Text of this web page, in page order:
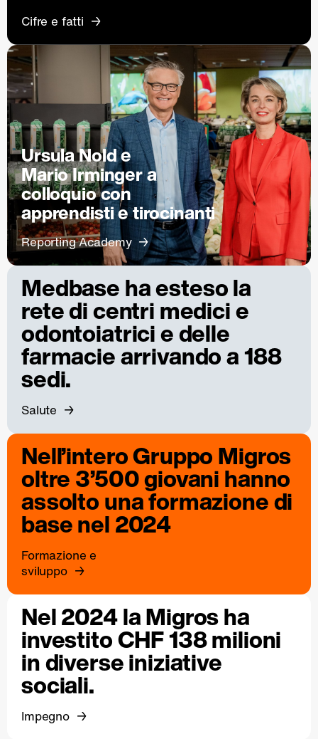
Cifre e fatti
Ursula Nold e
Mario Irminger a
colloquio con
apprendisti e tirocinanti
Reporting Academy
Medbase ha esteso la
rete di centri medici e
odontoiatrici e delle
farmacie arrivando a 188
sedi.
Salute
Nell’intero Gruppo Migros
oltre 3’500 giovani hanno
assolto una formazione di
base nel 2024
Formazione e
sviluppo
Nel 2024 la Migros ha
investito CHF 138 milioni
in diverse iniziative
sociali.
Impegno